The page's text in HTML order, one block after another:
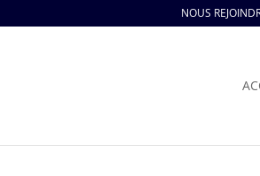
NOUS